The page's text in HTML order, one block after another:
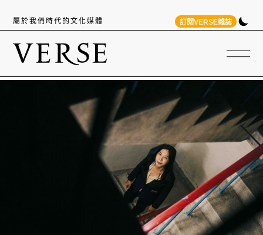
屬於我們時代的文化媒體 訂閱VERSE雜誌